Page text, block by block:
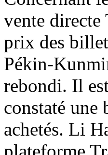
vente directe
prix des
Pékin-
rebondi. Il
constaté une
achetés. Li
plateforme